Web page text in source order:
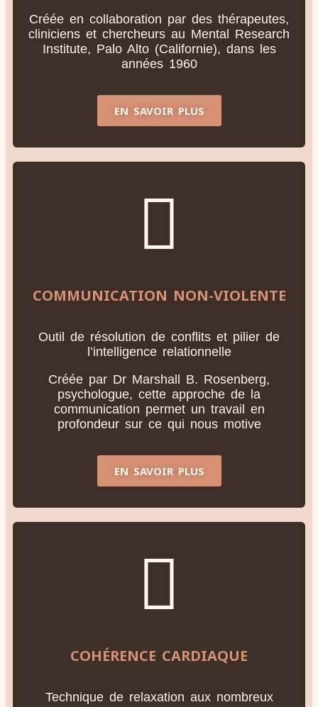
Créée en collaboration par des thérapeutes,
cliniciens et chercheurs au Mental Research
Institute, Palo Alto (Californie), dans les
années 1960
EN SAVOIR PLUS
COMMUNICATION NON-VIOLENTE
Outil de résolution de conflits et pilier de
l’intelligence relationnelle
Créée par Dr Marshall B. Rosenberg,
psychologue, cette approche de la
communication permet un travail en
profondeur sur ce qui nous motive
EN SAVOIR PLUS
COHÉRENCE CARDIAQUE
Technique de relaxation aux nombreux